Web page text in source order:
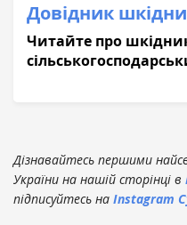
Довідник
Читайте про
Дізнавайтесь першими
України на нашій сторінці в
підписуйтесь на Instagram